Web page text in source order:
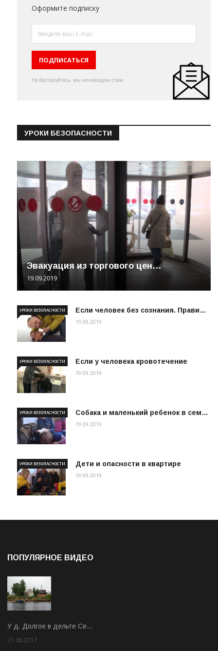
Оформите подписку
Не беспокойтесь, мы ненавидим спам
УРОКИ БЕЗОПАСНОСТИ
Эвакуация из торгового цен…
19.09.2019
Если человек без сознания. Прави…
УРОКИ БЕЗОПАСНОСТИ
19.09.2019
Если у человека кровотечение
УРОКИ БЕЗОПАСНОСТИ
19.09.2019
Собака и маленький ребенок в сем…
УРОКИ БЕЗОПАСНОСТИ
19.09.2019
Дети и опасности в квартире
УРОКИ БЕЗОПАСНОСТИ
19.09.2019
ПОПУЛЯРНОЕ ВИДЕО
У д. Долгое в дельте Се…
21.08.2017